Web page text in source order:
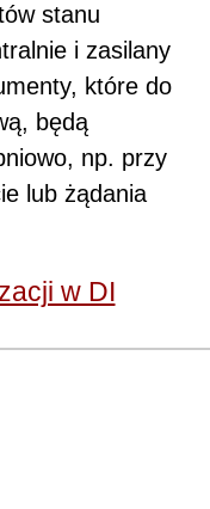
stanu
i zasilany
które do
będą
np. przy
lub żądania
w DI